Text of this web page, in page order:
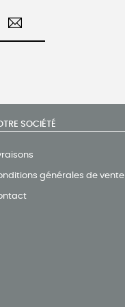
SOCIÉTÉ
générales de vente